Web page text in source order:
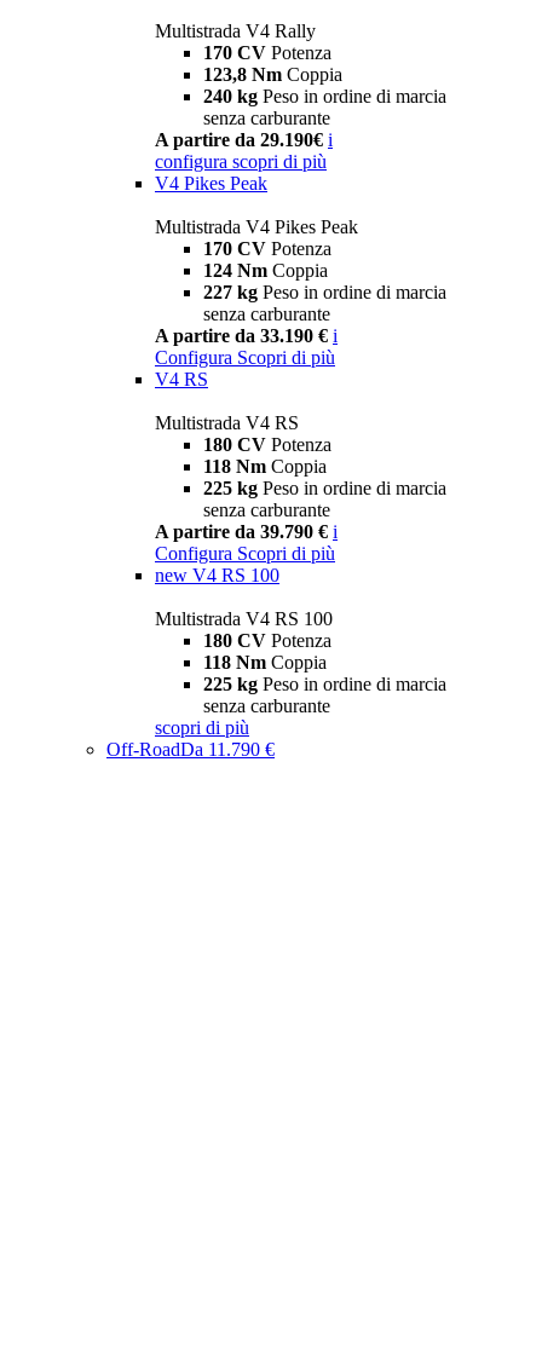
Multistrada V4 Rally
170 CV Potenza
123,8 Nm Coppia
240 kg Peso in ordine di marcia
senza carburante
A partire da 29.190€ i
configura scopri di più
V4 Pikes Peak
Multistrada V4 Pikes Peak
170 CV Potenza
124 Nm Coppia
227 kg Peso in ordine di marcia
senza carburante
A partire da 33.190 € i
Configura Scopri di più
V4 RS
Multistrada V4 RS
180 CV Potenza
118 Nm Coppia
225 kg Peso in ordine di marcia
senza carburante
A partire da 39.790 € i
Configura Scopri di più
new V4 RS 100
Multistrada V4 RS 100
180 CV Potenza
118 Nm Coppia
225 kg Peso in ordine di marcia
senza carburante
scopri di più
Off-RoadDa 11.790 €